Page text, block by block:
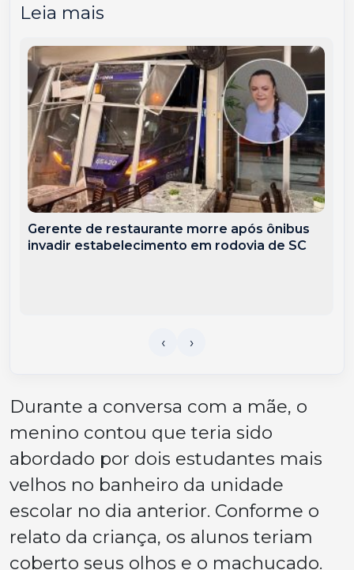
Leia mais
Gerente de restaurante morre após ônibus
invadir estabelecimento em rodovia de SC
Durante a conversa com a mãe, o
menino contou que teria sido
abordado por dois estudantes mais
velhos no banheiro da unidade
escolar no dia anterior. Conforme o
relato da criança, os alunos teriam
coberto seus olhos e o machucado.